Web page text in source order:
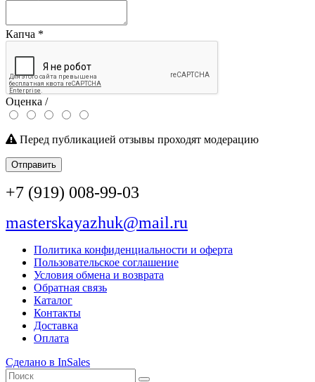
Капча *
Оценка /
Перед публикацией отзывы проходят модерацию
Отправить
+7 (919) 008-99-03
masterskayazhuk@mail.ru
Политика конфиденциальности и оферта
Пользовательское соглашение
Условия обмена и возврата
Обратная связь
Каталог
Контакты
Доставка
Оплата
Сделано в InSales